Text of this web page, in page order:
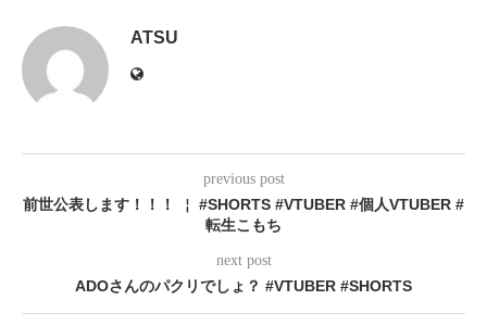
ATSU
previous post
前世公表します！！！ ￤ #SHORTS #VTUBER #個人VTUBER #
転生こもち
next post
ADOさんのパクリでしょ？ #VTUBER #SHORTS